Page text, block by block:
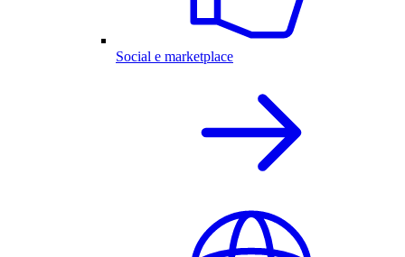
Social e marketplace